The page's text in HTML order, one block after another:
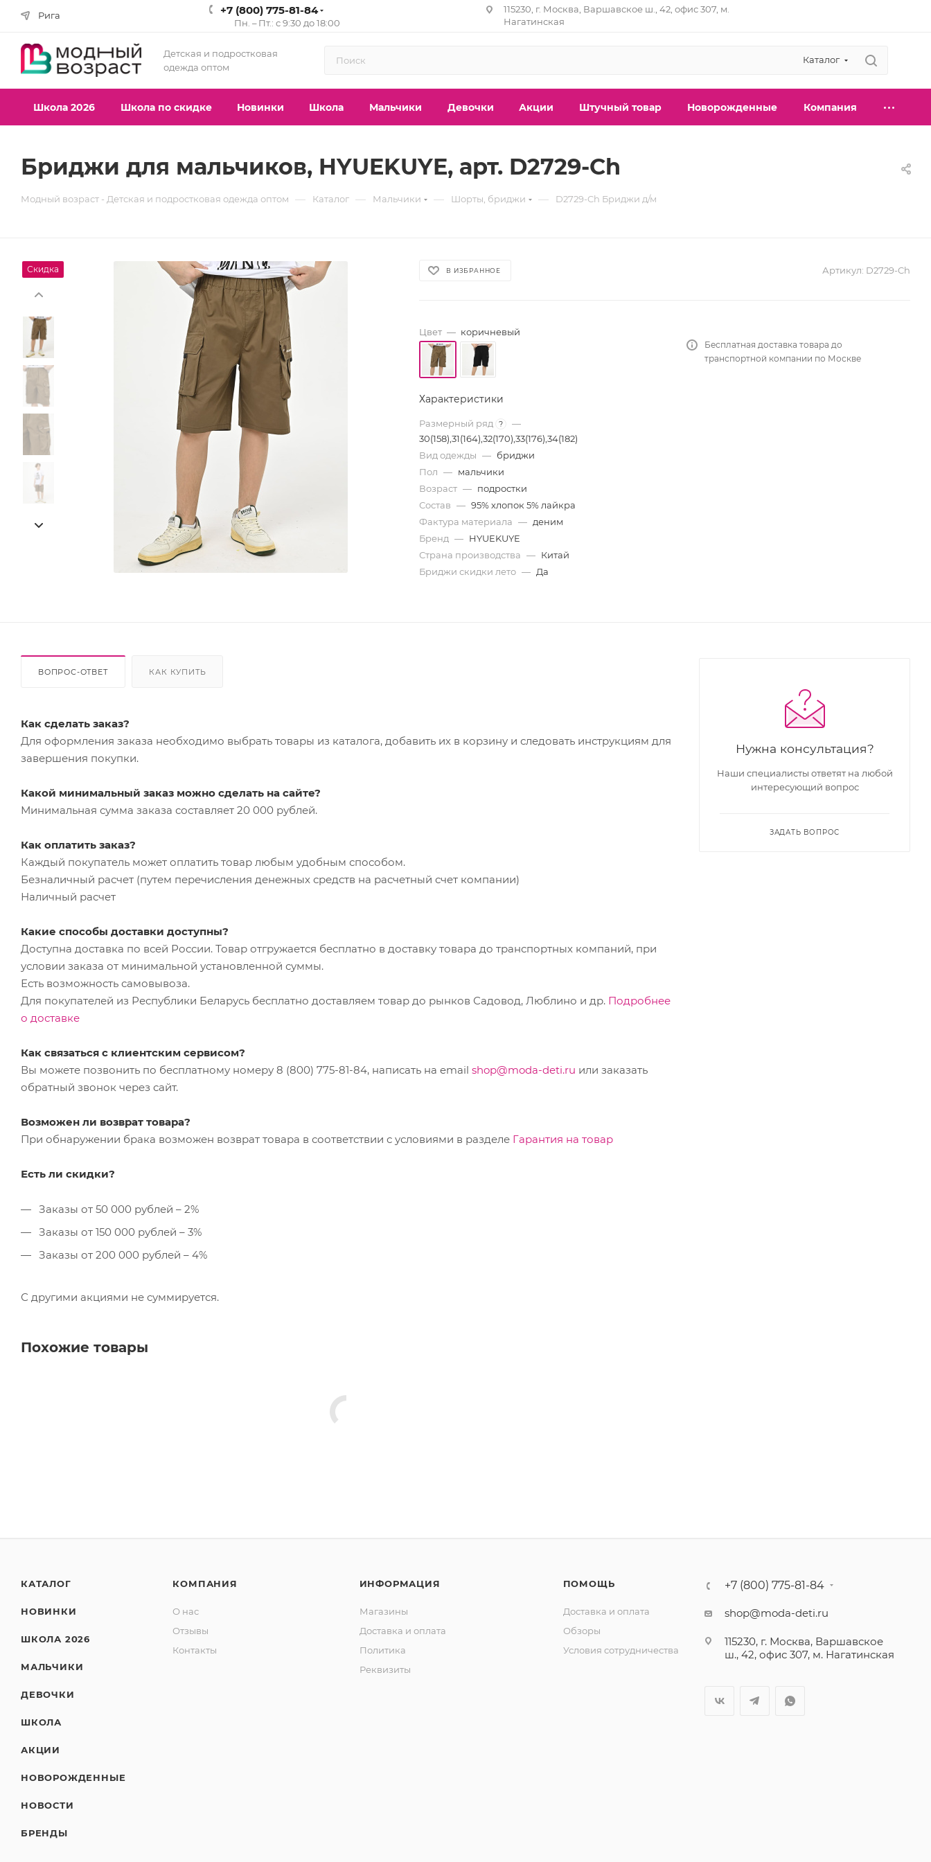
Рига +7 (800) 775-81-84
Пн. – Пт.: с 9:30 до 18:00
115230, г. Москва, Варшавское ш., 42, офис 307, м.
Нагатинская
Детская и подростковая
одежда оптом
Каталог
Школа 2026 Школа по скидке Новинки Школа Мальчики Девочки Акции Штучный товар Новорожденные Компания
Бриджи для мальчиков, HYUEKUYE, арт. D2729-Ch
Модный возраст - Детская и подростковая одежда оптом — Каталог — Мальчики — Шорты, бриджи — D2729-Ch Бриджи д/м
Скидка В ИЗБРАННОЕ Артикул: D2729-Ch
Цвет — коричневый
Характеристики
Размерный ряд ?
—
30(158),31(164),32(170),33(176),34(182)
Вид одежды — бриджи
Пол — мальчики
Возраст — подростки
Состав — 95% хлопок 5% лайкра
Фактура материала — деним
Бренд — HYUEKUYE
Страна производства — Китай
Бриджи скидки лето — Да
Бесплатная доставка товара до
транспортной компании по Москве
ВОПРОС-ОТВЕТ КАК КУПИТЬ
Как сделать заказ?
Для оформления заказа необходимо выбрать товары из каталога, добавить их в корзину и следовать инструкциям для
завершения покупки.
Какой минимальный заказ можно сделать на сайте?
Минимальная сумма заказа составляет 20 000 рублей.
Как оплатить заказ?
Каждый покупатель может оплатить товар любым удобным способом.
Безналичный расчет (путем перечисления денежных средств на расчетный счет компании)
Наличный расчет
Какие способы доставки доступны?
Доступна доставка по всей России. Товар отгружается бесплатно в доставку товара до транспортных компаний, при
условии заказа от минимальной установленной суммы.
Есть возможность самовывоза.
Для покупателей из Республики Беларусь бесплатно доставляем товар до рынков Садовод, Люблино и др. Подробнее
о доставке
Как связаться с клиентским сервисом?
Вы можете позвонить по бесплатному номеру 8 (800) 775-81-84, написать на email shop@moda-deti.ru или заказать
обратный звонок через сайт.
Возможен ли возврат товара?
При обнаружении брака возможен возврат товара в соответствии с условиями в разделе Гарантия на товар
Есть ли скидки?
Заказы от 50 000 рублей – 2%
Заказы от 150 000 рублей – 3%
Заказы от 200 000 рублей – 4%
С другими акциями не суммируется.
Похожие товары
Нужна консультация?
Наши специалисты ответят на любой
интересующий вопрос
ЗАДАТЬ ВОПРОС
КАТАЛОГ
НОВИНКИ
ШКОЛА 2026
МАЛЬЧИКИ
ДЕВОЧКИ
ШКОЛА
АКЦИИ
НОВОРОЖДЕННЫЕ
НОВОСТИ
БРЕНДЫ
КОМПАНИЯ
О нас
Отзывы
Контакты
ИНФОРМАЦИЯ
Магазины
Доставка и оплата
Политика
Реквизиты
ПОМОЩЬ
Доставка и оплата
Обзоры
Условия сотрудничества
+7 (800) 775-81-84
shop@moda-deti.ru
115230, г. Москва, Варшавское
ш., 42, офис 307, м. Нагатинская